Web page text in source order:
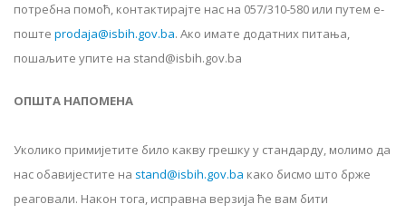
потребна помоћ, контактирајте нас на 057/310-580 или путем е-
поште prodaja@isbih.gov.ba. Ако имате додатних питања,
пошаљите упите на stand@isbih.gov.ba
ОПШТА НАПОМЕНА
Уколико примијетите било какву грешку у стандарду, молимо да
нас обавијестите на stand@isbih.gov.ba како бисмо што брже
реаговали. Након тога, исправна верзија ће вам бити